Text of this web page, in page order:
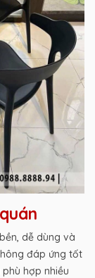
dễ dùng và
đáp ứng tốt
hợp nhiều